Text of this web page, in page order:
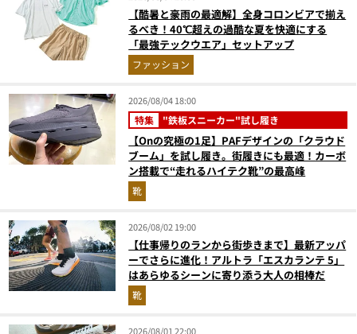
【酷暑と豪雨の最適解】全身コロンビアで揃え
るべき！40℃超えの過酷な夏を快適にする
「最強テックウエア」セットアップ
ファッション
2026/08/04 18:00
特集 "鉄板スニーカー"試し履き
【Onの究極の1足】PAFデザインの「クラウド
ブーム」を試し履き。街履きにも最適！カーボ
ン搭載で“走れるハイテク靴”の最高峰
靴
2026/08/02 19:00
【仕事帰りのランから街歩きまで】最新アッパ
ーでさらに進化！アルトラ「エスカランテ 5」
はあらゆるシーンに寄り添う大人の相棒だ
靴
2026/08/01 22:00